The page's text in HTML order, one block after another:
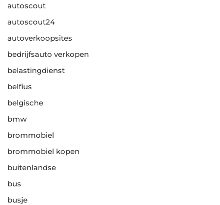
autoscout
autoscout24
autoverkoopsites
bedrijfsauto verkopen
belastingdienst
belfius
belgische
bmw
brommobiel
brommobiel kopen
buitenlandse
bus
busje